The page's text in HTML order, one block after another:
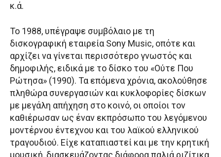
κ.ά.
Το 1988, υπέγραψε συμβόλαιο με τη
δισκογραφική εταιρεία Sony Music, οπότε και
αρχίζει να γίνεται περισσότερο γνωστός και
δημοφιλής, ειδικά με το δίσκο του «Ούτε Που
Ρώτησα» (1990). Τα επόμενα χρόνια, ακολούθησε
πληθώρα συνεργασιών και κυκλοφορίες δίσκων
με μεγάλη απήχηση στο κοινό, οι οποίοι τον
καθιέρωσαν ως έναν εκπρόσωπο του λεγόμενου
μοντέρνου έντεχνου και του λαϊκού ελληνικού
τραγουδιού. Είχε καταπιαστεί και με την κρητική